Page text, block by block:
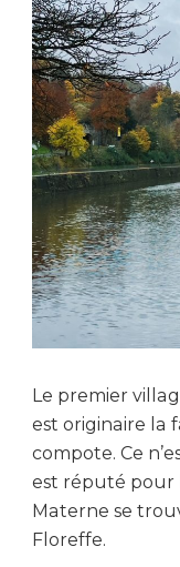
Le premier
est originaire la
compote. Ce
est réputé pour
Materne se
Floreffe.